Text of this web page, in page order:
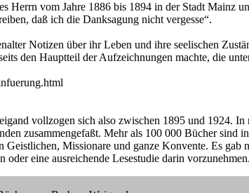
Herrn vom Jahre 1886 bis 1894 in der Stadt Mainz
daß ich die Danksagung nicht vergesse“.
Notizen über ihr Leben und ihre seelischen
den Hauptteil der Aufzeichnungen machte, die
vollzogen sich also zwischen 1895 und 1924.
zusammengefaßt. Mehr als 100 000 Bücher
Geistlichen, Missionare und ganze Konvente. Es
eine ausreichende Lesestudie darin vorzunehmen.